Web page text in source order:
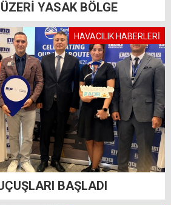
YASAK BÖLGE
HAVACILIK HABERLERİ
BAŞLADI